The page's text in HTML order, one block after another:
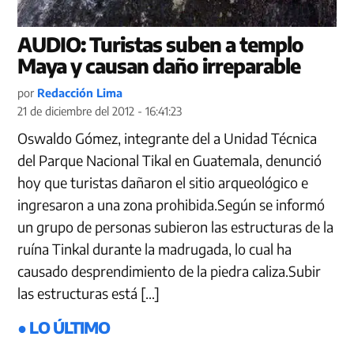
AUDIO: Turistas suben a templo
Maya y causan daño irreparable
por Redacción Lima
21 de diciembre del 2012 - 16:41:23
Oswaldo Gómez, integrante del a Unidad Técnica
del Parque Nacional Tikal en Guatemala, denunció
hoy que turistas dañaron el sitio arqueológico e
ingresaron a una zona prohibida.Según se informó
un grupo de personas subieron las estructuras de la
ruína Tinkal durante la madrugada, lo cual ha
causado desprendimiento de la piedra caliza.Subir
las estructuras está […]
● LO ÚLTIMO